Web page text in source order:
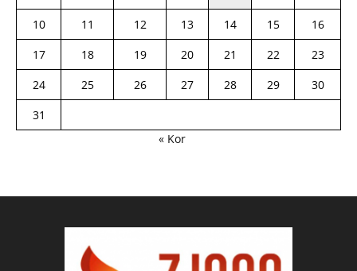
10
11 12 13 14 15
16
17
18 19 20 21 22
23
24
25 26 27 28 29
30
31
« Kor